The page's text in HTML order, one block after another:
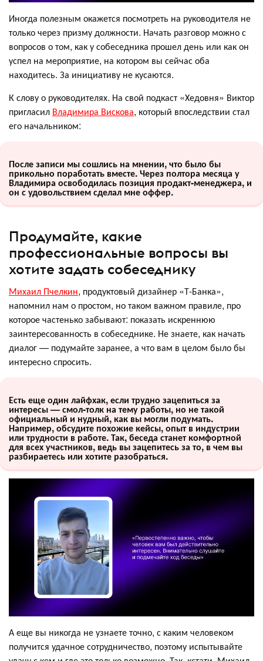
Иногда полезным окажется посмотреть на руководителя не
только через призму должности. Начать разговор можно с
вопросов о том, как у собеседника прошел день или как он
успел на мероприятие, на котором вы сейчас оба
находитесь. За инициативу не кусаются.
К слову о руководителях. На свой подкаст «Хедовня» Виктор
пригласил Владимира Вискова, который впоследствии стал
его начальником:
После записи мы сошлись на мнении, что было бы
прикольно поработать вместе. Через полтора месяца у
Владимира освободилась позиция продакт-менеджера, и
он с удовольствием сделал мне оффер.
Продумайте, какие
профессиональные вопросы вы
хотите задать собеседнику
Михаил Пчелкин, продуктовый дизайнер «Т-Банка»,
напомнил нам о простом, но таком важном правиле, про
которое частенько забывают: показать искреннюю
заинтересованность в собеседнике. Не знаете, как начать
диалог — подумайте заранее, а что вам в целом было бы
интересно спросить.
Есть еще один лайфхак, если трудно зацепиться за
интересы — смол-толк на тему работы, но не такой
официальный и нудный, как вы могли подумать.
Например, обсудите похожие кейсы, опыт в индустрии
или трудности в работе. Так, беседа станет комфортной
для всех участников, ведь вы зацепитесь за то, в чем вы
разбираетесь или хотите разобраться.
А еще вы никогда не узнаете точно, с каким человеком
получится удачное сотрудничество, поэтому испытывайте